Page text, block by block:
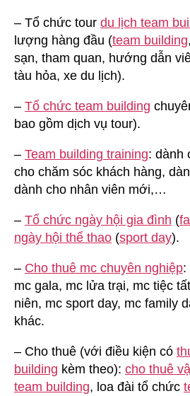
– Tổ chức tour du lịch team
lượng hàng đầu (team building
sạn, tham quan, hướng dẫn
tàu hỏa, xe du lịch).
– Tổ chức team building
bao gồm dịch vụ tour).
– Team building training: dành
cho chăm sóc khách hàng,
dành cho nhân viên mới,…
– Tổ chức ngày hội gia đình (
ngày hội thể thao (sport day).
– Cho thuê mc chuyên nghiệp:
mc gala, mc lửa trại, mc tiệc
niên, mc sport day, mc family
khác.
– Cho thuê (với điều kiện có
building kèm theo): cho thuê
team building, loa đài tổ chức